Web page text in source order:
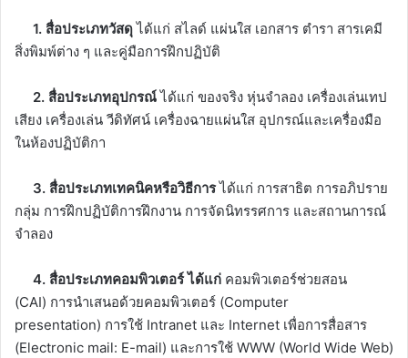
1. สื่อประเภทวัสดุได้แก่ สไลด์ แผ่นใส เอกสาร ตำรา สารเคมี
สิ่งพิมพ์ต่าง ๆ และคู่มือการฝึกปฏิบัติ
2. สื่อประเภทอุปกรณ์ได้แก่ ของจริง หุ่นจำลอง เครื่องเล่นเทป
เสียง เครื่องเล่น วีดิทัศน์ เครื่องฉายแผ่นใส อุปกรณ์และเครื่องมือ
ในห้องปฏิบัติกา
3. สื่อประเภทเทคนิคหรือวิธีการได้แก่ การสาธิต การอภิปราย
กลุ่ม การฝึกปฏิบัติการฝึกงาน การจัดนิทรรศการ และสถานการณ์
จำลอง
4. สื่อประเภทคอมพิวเตอร์ ได้แก่ คอมพิวเตอร์ช่วยสอน
(CAI) การนำเสนอด้วยคอมพิวเตอร์ (Computer
presentation) การใช้ Intranet และ Internet เพื่อการสื่อสาร
(Electronic mail: E-mail) และการใช้ WWW (World Wide Web)